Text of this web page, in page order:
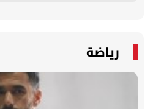
رياضة